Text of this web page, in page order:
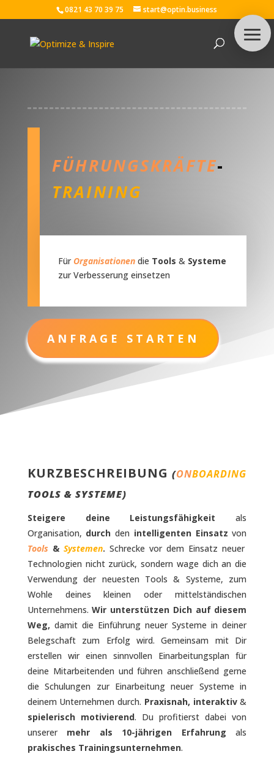
0821 43 70 39 75 start@optin.business
FÜHRUNGSKRÄFTE-
TRAINING
Für Organisationen die Tools & Systeme
zur Verbesserung einsetzen
ANFRAGE STARTEN
KURZBESCHREIBUNG (ONBOARDING
TOOLS & SYSTEME)
Steigere deine Leistungsfähigkeitals
Organisation, durchden intelligenten Einsatzvon
Tools & Systemen. Schrecke vor dem Einsatz neuer
Technologien nicht zurück, sondern wage dich an die
Verwendung der neuesten Tools & Systeme, zum
Wohle deines kleinen oder mittelständischen
Unternehmens.Wir unterstützen Dich auf diesem
Weg, damit die Einführung neuer Systeme in deiner
Belegschaft zum Erfolg wird. Gemeinsam mit Dir
erstellen wir einen sinnvollen Einarbeitungsplan für
deine Mitarbeitenden und führen anschließend gerne
die Schulungen zur Einarbeitung neuer Systeme in
deinem Unternehmen durch. Praxisnah, interaktiv&
spielerisch motivierend. Du profitierst dabei von
unserer mehr als 10-jährigen Erfahrung als
prakisches Trainingsunternehmen.